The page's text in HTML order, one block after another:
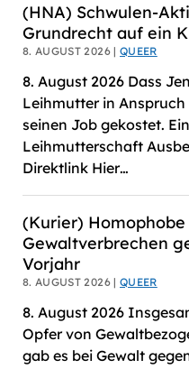
(HNA) Schwulen-
Grundrecht auf ein
8. AUGUST 2026 |QUEER
8. August 2026 Dass
Leihmutter in
seinen Job gekostet.
Leihmutterschaft
Direktlink Hier…
(Kurier)
Gewaltverbrechen
Vorjahr
8. AUGUST 2026 |QUEER
8. August 2026
Opfer von
gab es bei Gewalt